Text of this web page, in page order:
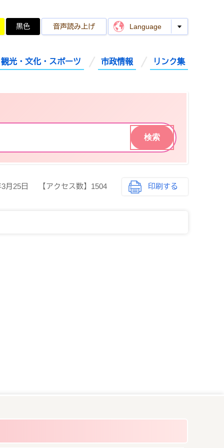
黒色 音声読み上げ Language
観光・文化・スポーツ 市政情報 リンク集
月25日 【アクセス数】 1504 印刷する